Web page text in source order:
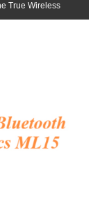
True Wireless